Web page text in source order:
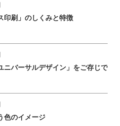
印刷」のしくみと特徴
ニバーサルデザイン」をご存じで
色のイメージ